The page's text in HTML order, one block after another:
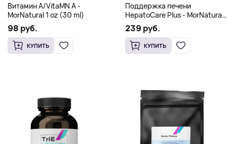
Витамин А/VitaMN A -
MorNatural 1 oz (30 ml)
98 руб.
КУПИТЬ
Поддержка печени
HepatoCare Plus - MorNatural
120 caps
239 руб.
КУПИТЬ